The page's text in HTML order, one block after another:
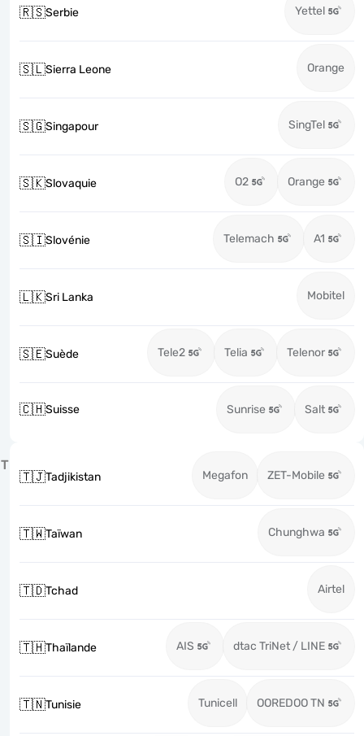
🇷🇸Serbie Yettel
🇸🇱Sierra Leone Orange
🇸🇬Singapour SingTel
🇸🇰Slovaquie O2 Orange
🇸🇮Slovénie Telemach A1
🇱🇰Sri Lanka Mobitel
🇸🇪Suède Tele2 Telia Telenor
🇨🇭Suisse Sunrise Salt
T
🇹🇯Tadjikistan Megafon ZET-Mobile
🇹🇼Taïwan Chunghwa
🇹🇩Tchad Airtel
🇹🇭Thaïlande AIS dtac TriNet / LINE
🇹🇳Tunisie Tunicell OOREDOO TN